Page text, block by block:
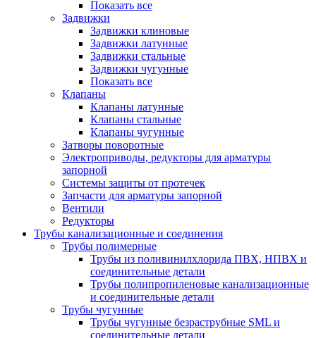
Показать все
Задвижки
Задвижки клиновые
Задвижки латунные
Задвижки стальные
Задвижки чугунные
Показать все
Клапаны
Клапаны латунные
Клапаны стальные
Клапаны чугунные
Затворы поворотные
Электроприводы, редукторы для арматуры
запорной
Системы защиты от протечек
Запчасти для арматуры запорной
Вентили
Редукторы
Трубы канализационные и соединения
Трубы полимерные
Трубы из поливинилхлорида ПВХ, НПВХ и
соединительные детали
Трубы полипропиленовые канализационные
и соединительные детали
Трубы чугунные
Трубы чугунные безраструбные SML и
соединительные детали